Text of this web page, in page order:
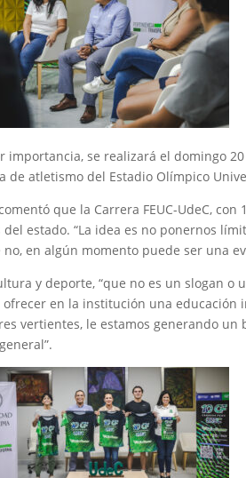
importancia, se realizará el domingo
de atletismo del Estadio Olímpico
que la Carrera FEUC-UdeC, con
estado. “La idea es no ponernos
en algún momento puede ser una
y deporte, “que no es un slogan o
en la institución una educación
vertientes, le estamos generando